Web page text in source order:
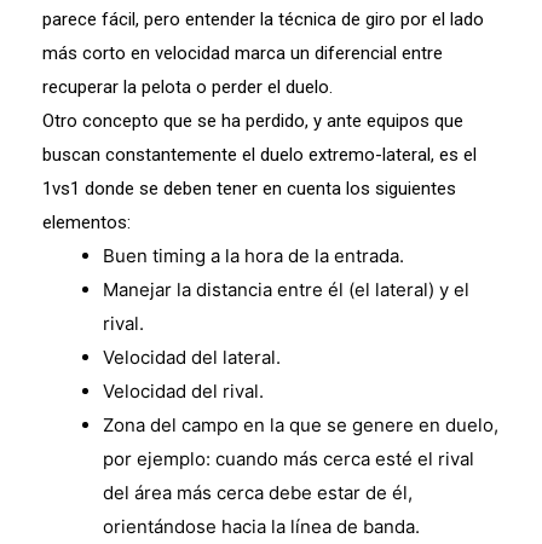
parece fácil, pero entender la técnica de giro por el lado
más corto en velocidad marca un diferencial entre
recuperar la pelota o perder el duelo.
Otro concepto que se ha perdido, y ante equipos que
buscan constantemente el duelo extremo-lateral, es el
1vs1 donde se deben tener en cuenta los siguientes
elementos:
Buen timing a la hora de la entrada.
Manejar la distancia entre él (el lateral) y el
rival.
Velocidad del lateral.
Velocidad del rival.
Zona del campo en la que se genere en duelo,
por ejemplo: cuando más cerca esté el rival
del área más cerca debe estar de él,
orientándose hacia la línea de banda.